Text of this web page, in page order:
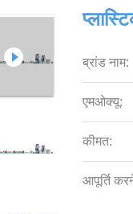
ब्रांड नाम:
एमओक्यू:
कीमत:
आपूर्ति